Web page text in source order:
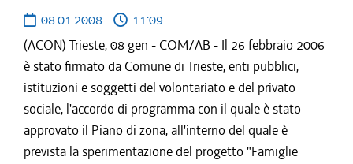
08.01.2008
11:09
(ACON) Trieste, 08 gen - COM/AB - Il 26 febbraio 2006
è stato firmato da Comune di Trieste, enti pubblici,
istituzioni e soggetti del volontariato e del privato
sociale, l'accordo di programma con il quale è stato
approvato il Piano di zona, all'interno del quale è
prevista la sperimentazione del progetto "Famiglie